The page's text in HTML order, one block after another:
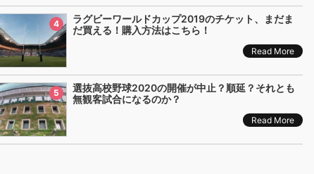
4
ラグビーワールドカップ2019のチケット、まだま
だ買える！購入方法はこちら！
Read More
5
選抜高校野球2020の開催が中止？順延？それとも
無観客試合になるのか？
Read More